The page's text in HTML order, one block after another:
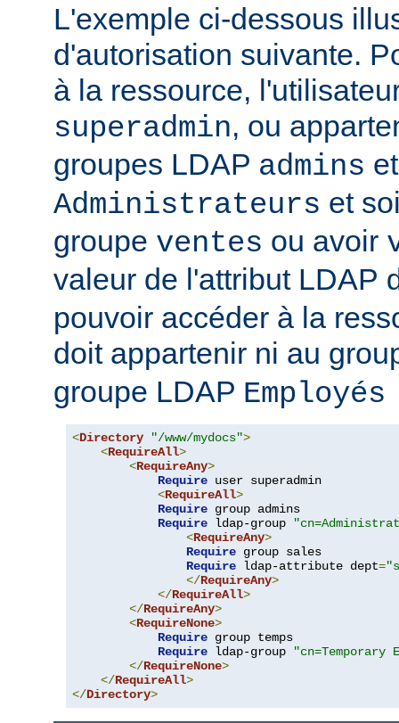
L'exemple ci-dessous
d'autorisation suivante.
à la ressource,
superadmin, ou
groupes LDAP admins et
Administrateurs et
groupe ventes ou avoir
valeur de l'attribut LDAP
pouvoir accéder à la
doit appartenir ni au
groupe LDAP
<Directory "/www/mydocs">
<RequireAll>
<RequireAny>
Require user superadmin
<RequireAll>
Require group admins
Require ldap-group
<RequireAny>
Require group sales
Require ldap-attribute dept=
</RequireAny>
</RequireAll>
</RequireAny>
<RequireNone>
Require group temps
Require ldap-group
"cn=Temporary
</RequireNone>
</RequireAll>
</Directory>